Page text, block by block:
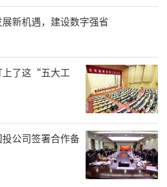
以上，核心地块土拍仍有望
整体来看，国庆中秋假期期
为平淡，但核心城市优质项
北京、上海、深圳等城市新
现增长。结合上半年多家头
获取了较多优质地块，这些
逐步入市，新增供应增加有
销售形成一定支撑，预
新机遇，建设数字强省
上了这“五大工
公司签署合作备